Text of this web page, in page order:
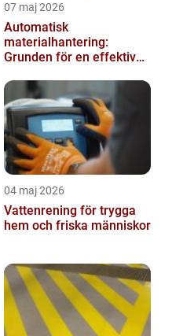
07 maj 2026
Automatisk
materialhantering:
Grunden för en effektiv
04 maj 2026
Vattenrening för trygga
hem och friska människor